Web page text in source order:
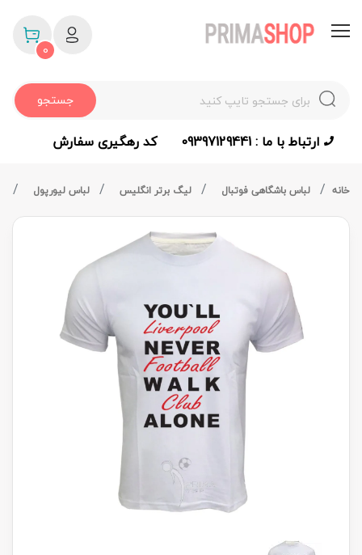
جستجو
0
ارتباط با ما : 09397129441 کد رهگیری سفارش
خانه لباس باشگاهی فوتبال لیگ برتر انگلیس لباس لیورپول